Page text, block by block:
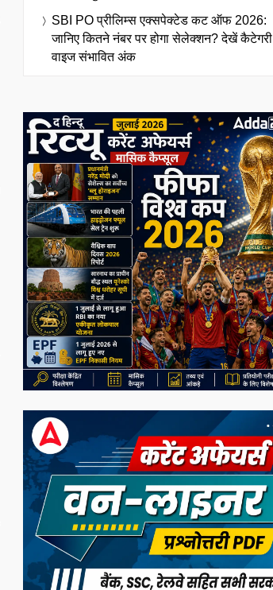
SBI PO प्रीलिम्स एक्सपेक्टेड कट ऑफ 2026:
जानिए कितने नंबर पर होगा सेलेक्शन? देखें कैटेगरी
वाइज संभावित अंक